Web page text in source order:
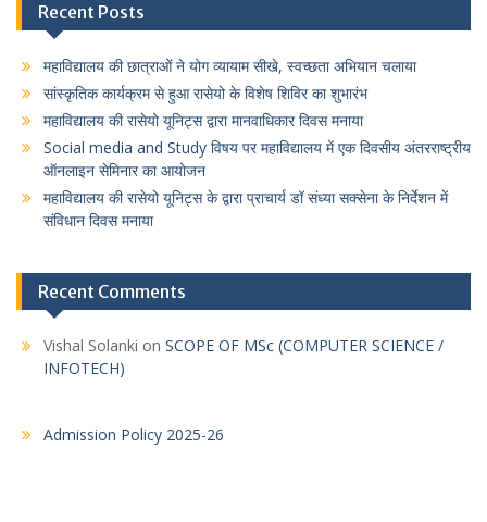
Recent Posts
महाविद्यालय की छात्राओं ने योग व्यायाम सीखे, स्वच्छता अभियान चलाया
सांस्कृतिक कार्यक्रम से हुआ रासेयो के विशेष शिविर का शुभारंभ
महाविद्यालय की रासेयो यूनिट्स द्वारा मानवाधिकार दिवस मनाया
Social media and Study विषय पर महाविद्यालय में एक दिवसीय अंतरराष्ट्रीय
ऑनलाइन सेमिनार का आयोजन
महाविद्यालय की रासेयो यूनिट्स के द्वारा प्राचार्य डॉ संध्या सक्सेना के निर्देशन में
संविधान दिवस मनाया
Recent Comments
Vishal Solanki on SCOPE OF MSc (COMPUTER SCIENCE /
INFOTECH)
Admission Policy 2025-26